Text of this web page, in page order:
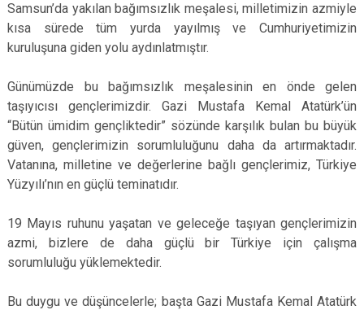
Samsun’da yakılan bağımsızlık meşalesi, milletimizin azmiyle
kısa sürede tüm yurda yayılmış ve Cumhuriyetimizin
kuruluşuna giden yolu aydınlatmıştır.
Günümüzde bu bağımsızlık meşalesinin en önde gelen
taşıyıcısı gençlerimizdir. Gazi Mustafa Kemal Atatürk’ün
“Bütün ümidim gençliktedir” sözünde karşılık bulan bu büyük
güven, gençlerimizin sorumluluğunu daha da artırmaktadır.
Vatanına, milletine ve değerlerine bağlı gençlerimiz, Türkiye
Yüzyılı’nın en güçlü teminatıdır.
19 Mayıs ruhunu yaşatan ve geleceğe taşıyan gençlerimizin
azmi, bizlere de daha güçlü bir Türkiye için çalışma
sorumluluğu yüklemektedir.
Bu duygu ve düşüncelerle; başta Gazi Mustafa Kemal Atatürk